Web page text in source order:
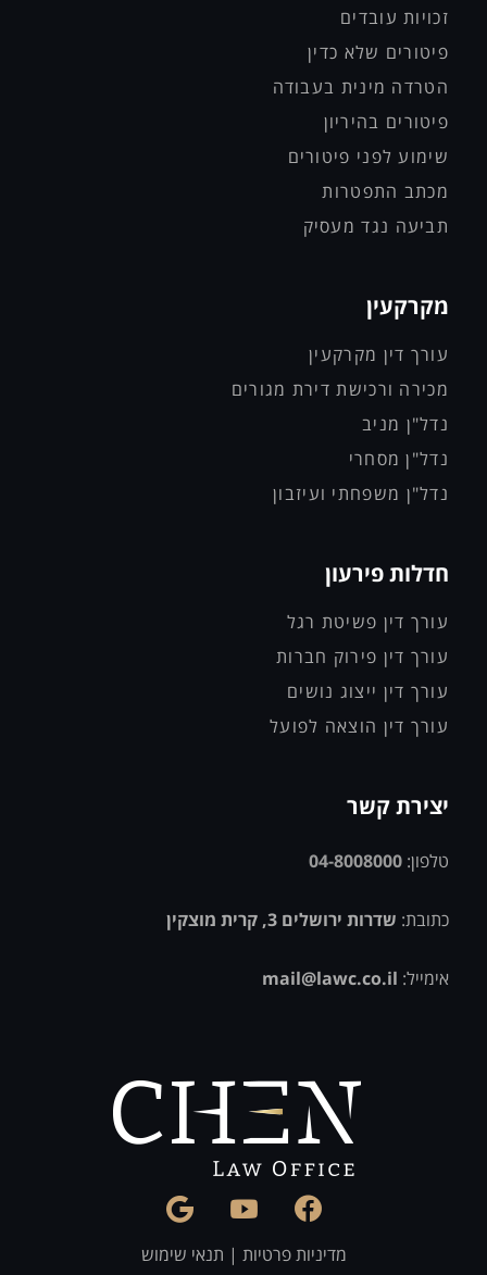
זכויות עובדים
פיטורים שלא כדין
הטרדה מינית בעבודה
פיטורים בהיריון
שימוע לפני פיטורים
מכתב התפטרות
תביעה נגד מעסיק
מקרקעין
עורך דין מקרקעין
מכירה ורכישת דירת מגורים
נדל"ן מניב
נדל"ן מסחרי
נדל"ן משפחתי ועיזבון
חדלות פירעון
עורך דין פשיטת רגל
עורך דין פירוק חברות
עורך דין ייצוג נושים
עורך דין הוצאה לפועל
יצירת קשר
טלפון: 04-8008000
כתובת: שדרות ירושלים 3, קרית מוצקין
אימייל: mail@lawc.co.il
מדיניות פרטיות | תנאי שימוש